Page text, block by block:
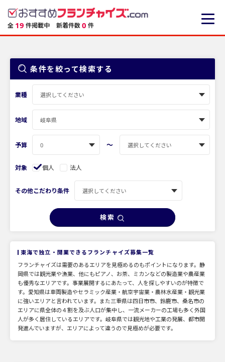
全 19 件掲載中 新着件数0 件
条件を絞って検索する
業種
地域
予算 〜
対象 個人 法人
その他こだわり条件
検索
東海で独立・開業できるフランチャイズ募集一覧
フランチャイズは需要のあるエリアを見極めるのもポイントになります。静
岡県では観光業や漁業、他にもピアノ、お茶、ミカンなどの製造業や農産業
も優秀なエリアです。事業展開するにあたって、人を探しやすいのが特徴で
す。愛知県は車両製造やセラミック産業・航空宇宙業・農林水産業・観光業
に強いエリアと言われています。また三重県は四日市市、鈴鹿市、桑名市の
エリアに県全体の４割を及ぶ人口が集中し、一流メーカーの工場も多く外国
人が多く居住しているエリアです。岐阜県では観光地や工業の発展、都市開
発進んでいますが、エリアによって違うので見極めが必要です。